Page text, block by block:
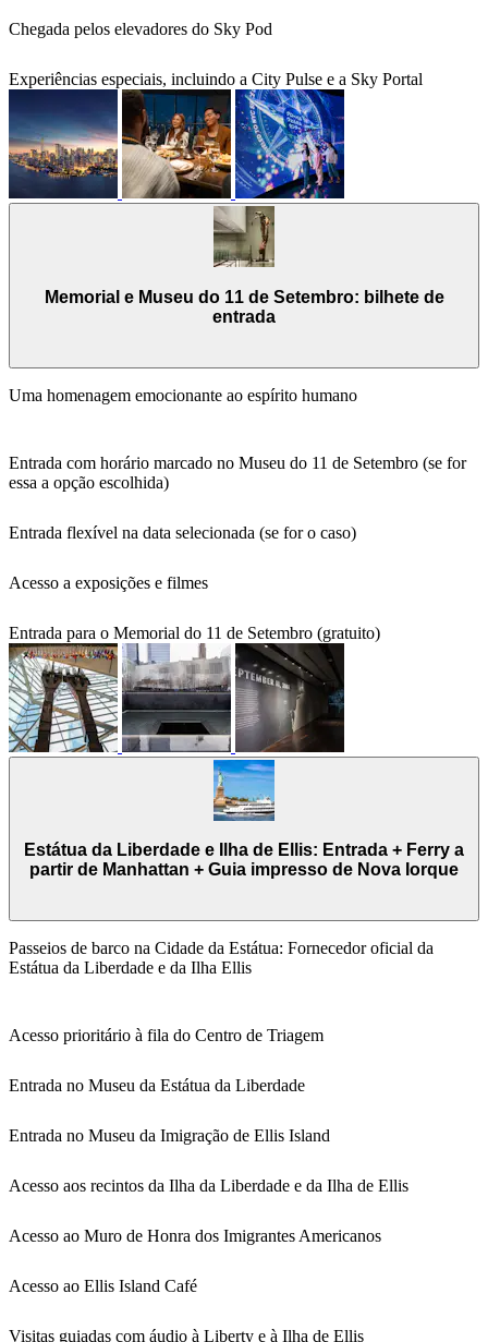
Chegada pelos elevadores do Sky Pod
Experiências especiais, incluindo a City Pulse e a Sky Portal
Memorial e Museu do 11 de Setembro: bilhete de
entrada
Uma homenagem emocionante ao espírito humano
Entrada com horário marcado no Museu do 11 de Setembro (se for
essa a opção escolhida)
Entrada flexível na data selecionada (se for o caso)
Acesso a exposições e filmes
Entrada para o Memorial do 11 de Setembro (gratuito)
Estátua da Liberdade e Ilha de Ellis: Entrada + Ferry a
partir de Manhattan + Guia impresso de Nova Iorque
Passeios de barco na Cidade da Estátua: Fornecedor oficial da
Estátua da Liberdade e da Ilha Ellis
Acesso prioritário à fila do Centro de Triagem
Entrada no Museu da Estátua da Liberdade
Entrada no Museu da Imigração de Ellis Island
Acesso aos recintos da Ilha da Liberdade e da Ilha de Ellis
Acesso ao Muro de Honra dos Imigrantes Americanos
Acesso ao Ellis Island Café
Visitas guiadas com áudio à Liberty e à Ilha de Ellis